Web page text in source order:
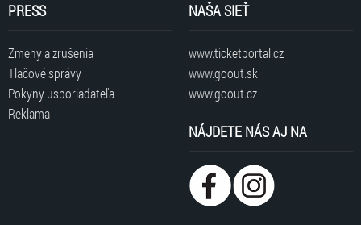
PRESS
Zmeny a zrušenia
Tlačové správy
Pokyny usporiadateľa
Reklama
NAŠA SIEŤ
www.ticketportal.cz
www.goout.sk
www.goout.cz
NÁJDETE NÁS AJ NA